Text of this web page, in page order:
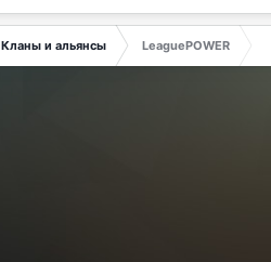
Кланы и альянсы LeaguePOWER